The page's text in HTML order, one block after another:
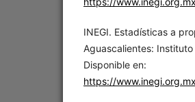
INEGI. Estadísticas a
Aguascalientes:
Disponible en:
https://